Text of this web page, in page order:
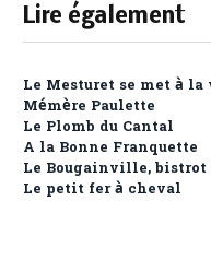
Lire également
Le Mesturet se met à
Mémère Paulette
Le Plomb du Cantal
A la Bonne Franquette
Le Bougainville,
Le petit fer à cheval